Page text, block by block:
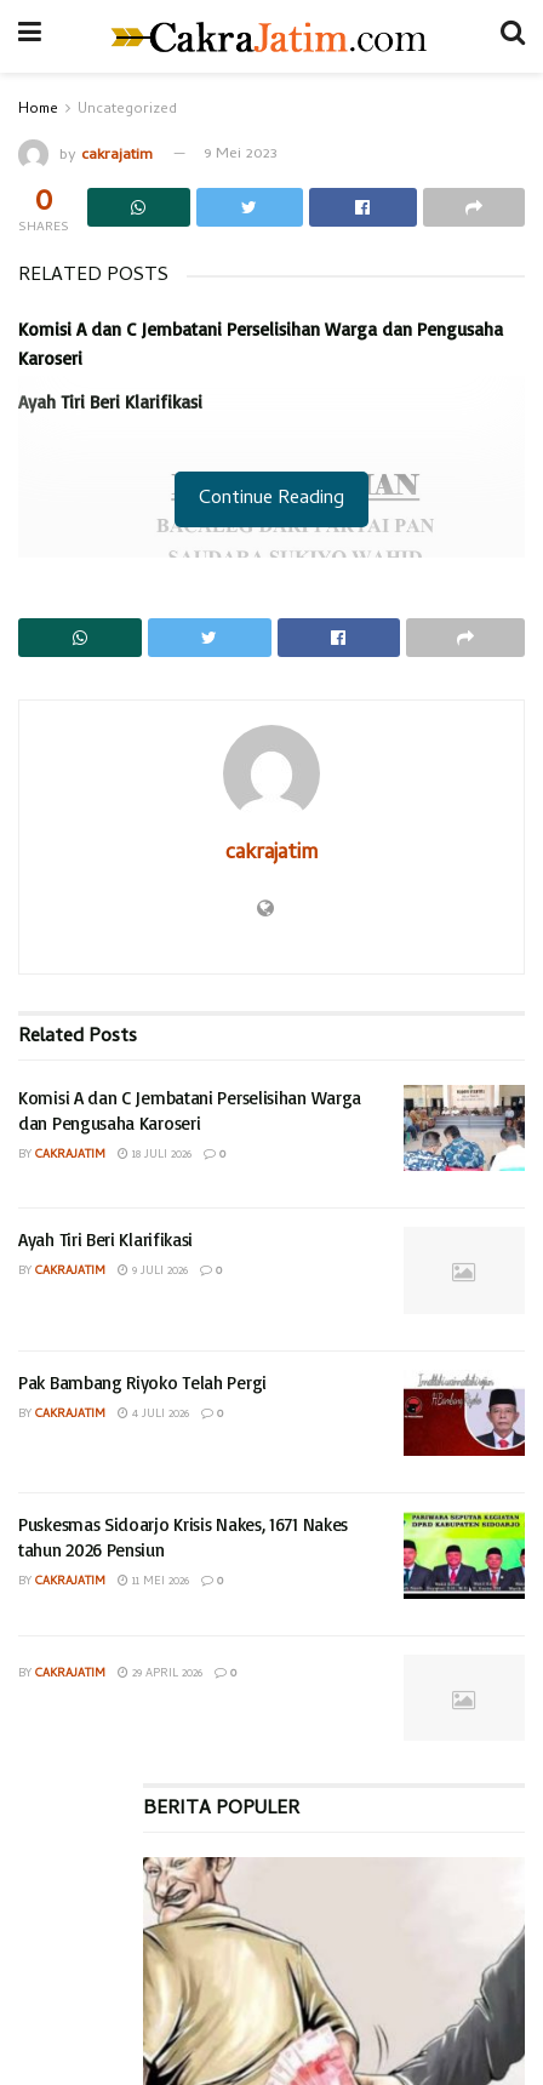
Home Uncategorized
by cakrajatim 9 Mei 2023
0
SHARES
RELATED POSTS
Komisi A dan C Jembatani Perselisihan Warga dan Pengusaha
Karoseri
Ayah Tiri Beri Klarifikasi
Continue Reading
cakrajatim
RelatedPosts
Komisi A dan C Jembatani Perselisihan Warga
dan Pengusaha Karoseri
BYCAKRAJATIM 18 JULI 2026 0
Ayah Tiri Beri Klarifikasi
BYCAKRAJATIM 9 JULI 2026 0
Pak Bambang Riyoko Telah Pergi
BYCAKRAJATIM 4 JULI 2026 0
Puskesmas Sidoarjo Krisis Nakes, 1671 Nakes
tahun 2026 Pensiun
BYCAKRAJATIM 11 MEI 2026 0
BYCAKRAJATIM 29 APRIL 2026 0
BERITA POPULER